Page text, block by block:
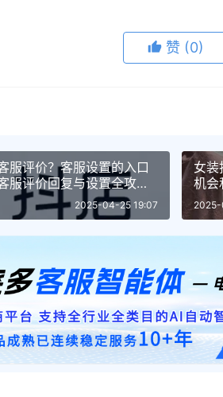
赞 (0)
服评价？客服设置的入口
服评价回复与设置全攻
2025-04-25 19:07
女装
机会